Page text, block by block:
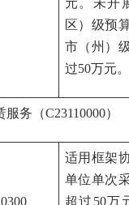
元。未开
区）级预
市（州）
过50万元。
服务（C23110000）
适用框架
单位单次
超过50万